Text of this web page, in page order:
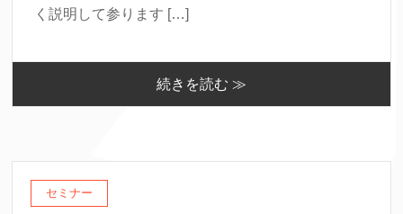
く説明して参ります […]
続きを読む ≫
セミナー